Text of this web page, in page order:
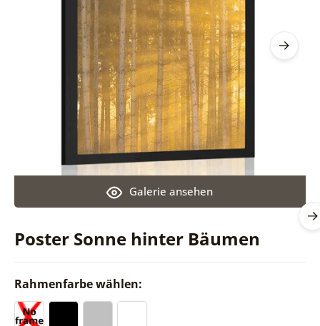
Poster Sonne hinter Bäumen
Galerie ansehen
Rahmenfarbe wählen: